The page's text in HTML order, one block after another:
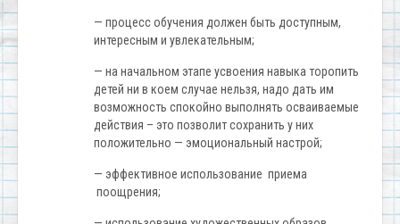
— процесс обучения должен быть доступным,
интересным и увлекательным;
— на начальном этапе усвоения навыка торопить
детей ни в коем случае нельзя, надо дать им
возможность спокойно выполнять осваиваемые
действия – это позволит сохранить у них
положительно — эмоциональный настрой;
— эффективное использование приема
поощрения;